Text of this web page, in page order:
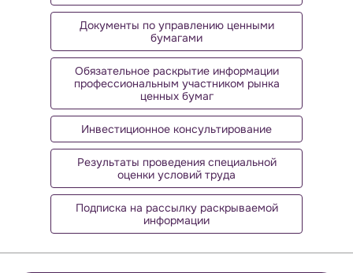
Документы по управлению ценными
бумагами
Обязательное раскрытие информации
профессиональным участником рынка
ценных бумаг
Инвестиционное консультирование
Результаты проведения специальной
оценки условий труда
Подписка на рассылку раскрываемой
информации